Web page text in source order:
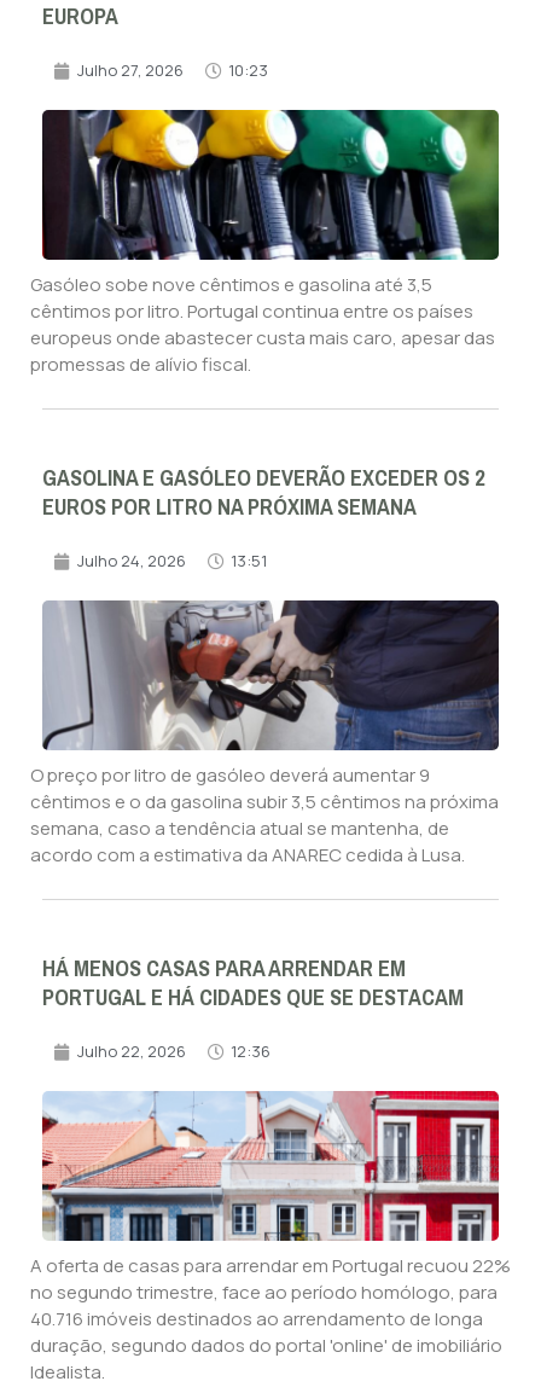
EUROPA
Julho 27, 2026 10:23
Gasóleo sobe nove cêntimos e gasolina até 3,5
cêntimos por litro. Portugal continua entre os países
europeus onde abastecer custa mais caro, apesar das
promessas de alívio fiscal.
GASOLINA E GASÓLEO DEVERÃO EXCEDER OS 2
EUROS POR LITRO NA PRÓXIMA SEMANA
Julho 24, 2026 13:51
O preço por litro de gasóleo deverá aumentar 9
cêntimos e o da gasolina subir 3,5 cêntimos na próxima
semana, caso a tendência atual se mantenha, de
acordo com a estimativa da ANAREC cedida à Lusa.
HÁ MENOS CASAS PARA ARRENDAR EM
PORTUGAL E HÁ CIDADES QUE SE DESTACAM
Julho 22, 2026 12:36
A oferta de casas para arrendar em Portugal recuou 22%
no segundo trimestre, face ao período homólogo, para
40.716 imóveis destinados ao arrendamento de longa
duração, segundo dados do portal 'online' de imobiliário
Idealista.